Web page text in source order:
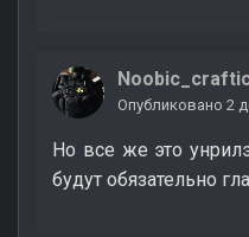
Опубликовано 2
Но все же это
будут обязательно